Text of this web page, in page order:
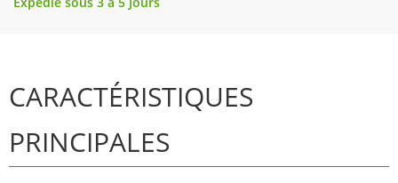
CARACTÉRISTIQUES
PRINCIPALES